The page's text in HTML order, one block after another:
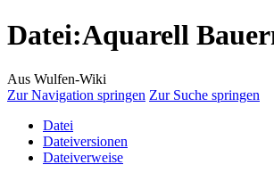
Datei:Aquarell
Aus Wulfen-Wiki
Zur Navigation springen Zur Suche springen
Datei
Dateiversionen
Dateiverweise